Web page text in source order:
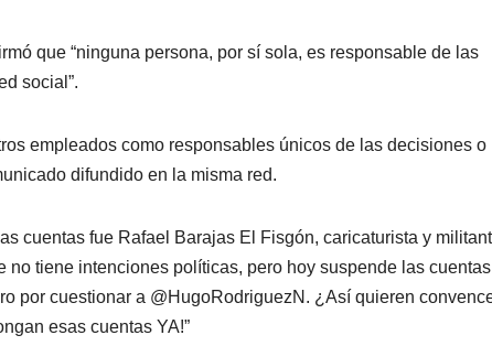
que “ninguna persona, por sí sola, es responsable de las
social”.
empleados como responsables únicos de las decisiones o
difundido en la misma red.
cuentas fue Rafael Barajas El Fisgón, caricaturista y
no tiene intenciones políticas, pero hoy suspende las cuentas
por cuestionar a @HugoRodriguezN. ¿Así quieren
esas cuentas YA!”